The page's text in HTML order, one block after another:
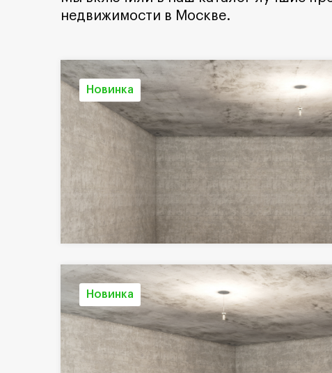
недвижимости в Москве.
Новинка
Новинка